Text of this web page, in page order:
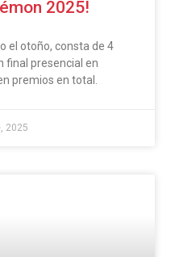
2025!
el otoño, consta de 4
final presencial en
premios en total.
2025